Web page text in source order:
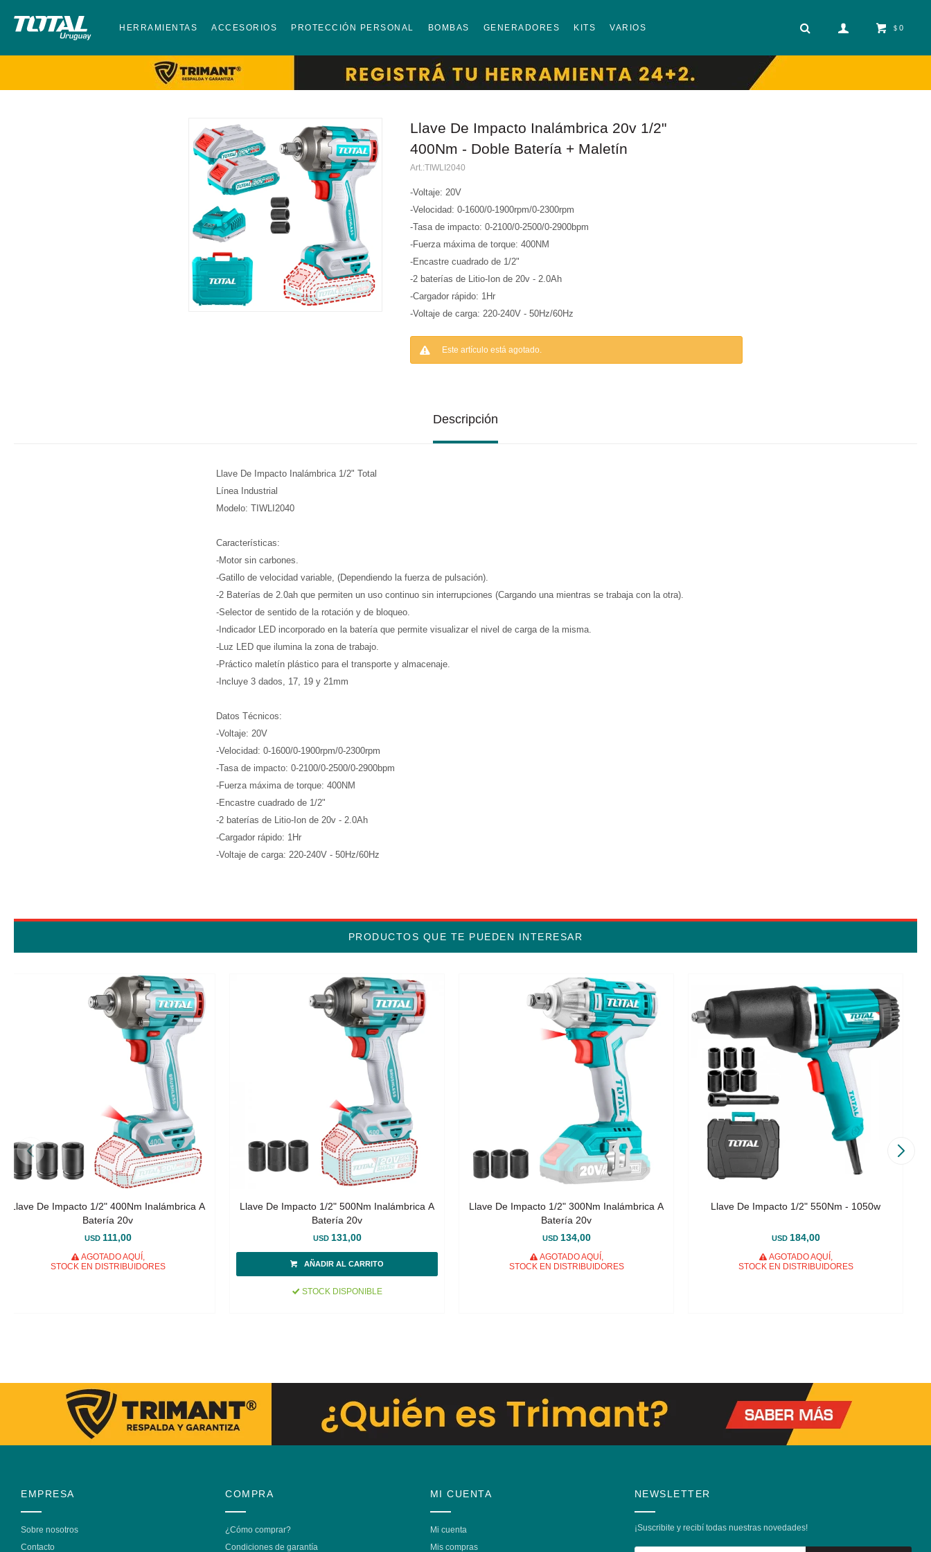
HERRAMIENTAS ACCESORIOS PROTECCIÓN PERSONAL BOMBAS GENERADORES KITS VARIOS $ 0
Llave De Impacto Inalámbrica 20v 1/2"
400Nm - Doble Batería + Maletín
TIWLI2040
-Voltaje: 20V
-Velocidad: 0-1600/0-1900rpm/0-2300rpm
-Tasa de impacto: 0-2100/0-2500/0-2900bpm
-Fuerza máxima de torque: 400NM
-Encastre cuadrado de 1/2"
-2 baterías de Litio-Ion de 20v - 2.0Ah
-Cargador rápido: 1Hr
-Voltaje de carga: 220-240V - 50Hz/60Hz
Este artículo está agotado.
Descripción
Llave De Impacto Inalámbrica 1/2" Total
Línea Industrial
Modelo: TIWLI2040
Características:
-Motor sin carbones.
-Gatillo de velocidad variable, (Dependiendo la fuerza de pulsación).
-2 Baterías de 2.0ah que permiten un uso continuo sin interrupciones (Cargando una mientras se trabaja con la otra).
-Selector de sentido de la rotación y de bloqueo.
-Indicador LED incorporado en la batería que permite visualizar el nivel de carga de la misma.
-Luz LED que ilumina la zona de trabajo.
-Práctico maletín plástico para el transporte y almacenaje.
-Incluye 3 dados, 17, 19 y 21mm
Datos Técnicos:
-Voltaje: 20V
-Velocidad: 0-1600/0-1900rpm/0-2300rpm
-Tasa de impacto: 0-2100/0-2500/0-2900bpm
-Fuerza máxima de torque: 400NM
-Encastre cuadrado de 1/2"
-2 baterías de Litio-Ion de 20v - 2.0Ah
-Cargador rápido: 1Hr
-Voltaje de carga: 220-240V - 50Hz/60Hz
PRODUCTOS QUE TE PUEDEN INTERESAR
Llave De Impacto 1/2" 400Nm Inalámbrica A
Batería 20v
USD 111,00
AGOTADO AQUÍ,
STOCK EN DISTRIBUIDORES
Llave De Impacto 1/2" 500Nm Inalámbrica A
Batería 20v
USD 131,00
STOCK DISPONIBLE
Llave De Impacto 1/2" 300Nm Inalámbrica A
Batería 20v
USD 134,00
AGOTADO AQUÍ,
STOCK EN DISTRIBUIDORES
Llave De Impacto 1/2" 550Nm - 1050w
USD 184,00
AGOTADO AQUÍ,
STOCK EN DISTRIBUIDORES
EMPRESA
Sobre nosotros
Contacto
COMPRA
¿Cómo comprar?
Condiciones de garantía
MI CUENTA
Mi cuenta
Mis compras
NEWSLETTER
¡Suscribite y recibí todas nuestras novedades!